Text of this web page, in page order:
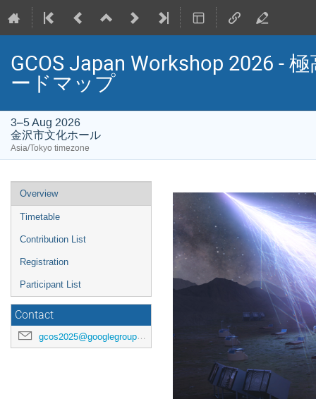
GCOS Japan Workshop 2026 -
ードマップ
3–5 Aug 2026
金沢市文化ホール
Asia/Tokyo timezone
Event
menu
Overview
Timetable
Contribution List
Registration
Participant List
Contact
gcos2025@googlegroups.com